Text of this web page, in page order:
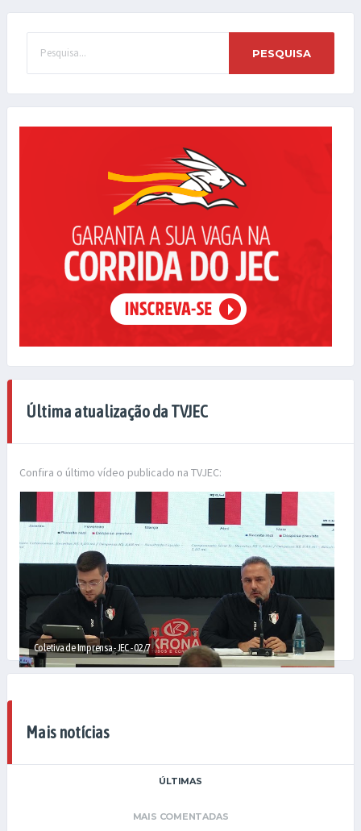
PESQUISA
Última atualização da TVJEC
Confira o último vídeo publicado na TVJEC:
Coletiva de Imprensa - JEC - 02/7
Mais notícias
ÚLTIMAS
MAIS COMENTADAS